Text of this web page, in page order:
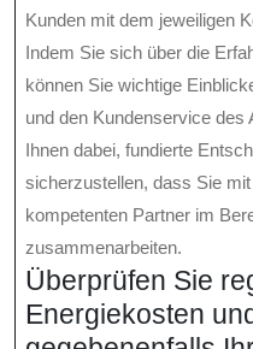
Kunden mit dem jeweiligen
Indem Sie sich über die
können Sie wichtige
und den Kundenservice des
Ihnen dabei, fundierte
sicherzustellen, dass Sie
kompetenten Partner im
zusammenarbeiten.
Überprüfen Sie
Energiekosten